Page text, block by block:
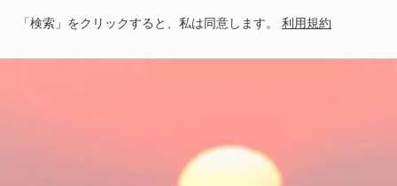
「検索」をクリックすると、私は同意します。 利用規約